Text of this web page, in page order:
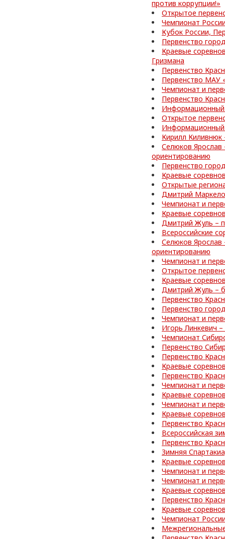
против коррупции!»
Открытое
Чемпионат
Кубок России,
Первенство
Краевые
Гризмана
Первенство
Первенство МАУ
Чемпионат и
Первенство
Информационный
Открытое
Информационный
Кирилл Киливнюк
Селюков Ярослав
ориентированию
Первенство
Краевые
Открытые
Дмитрий
Чемпионат и
Краевые
Дмитрий Жуль –
Всероссийские
Селюков Ярослав
ориентированию
Чемпионат и
Открытое
Краевые
Дмитрий Жуль –
Первенство
Первенство
Чемпионат и
Игорь Линкевич
Чемпионат
Первенство
Первенство
Краевые
Первенство
Чемпионат и
Краевые
Чемпионат и
Краевые
Первенство
Всероссийская
Первенство
Зимняя
Краевые
Чемпионат и
Чемпионат и
Краевые
Первенство
Краевые
Чемпионат